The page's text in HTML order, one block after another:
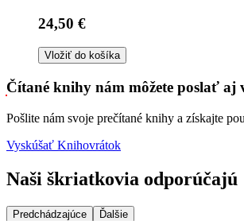
24,50 €
Vložiť do košíka
Čítané knihy nám môžete poslať aj
Pošlite nám svoje prečítané knihy a získajte
Vyskúšať Knihovrátok
Naši škriatkovia odporúčajú
Predchádzajúce Ďalšie